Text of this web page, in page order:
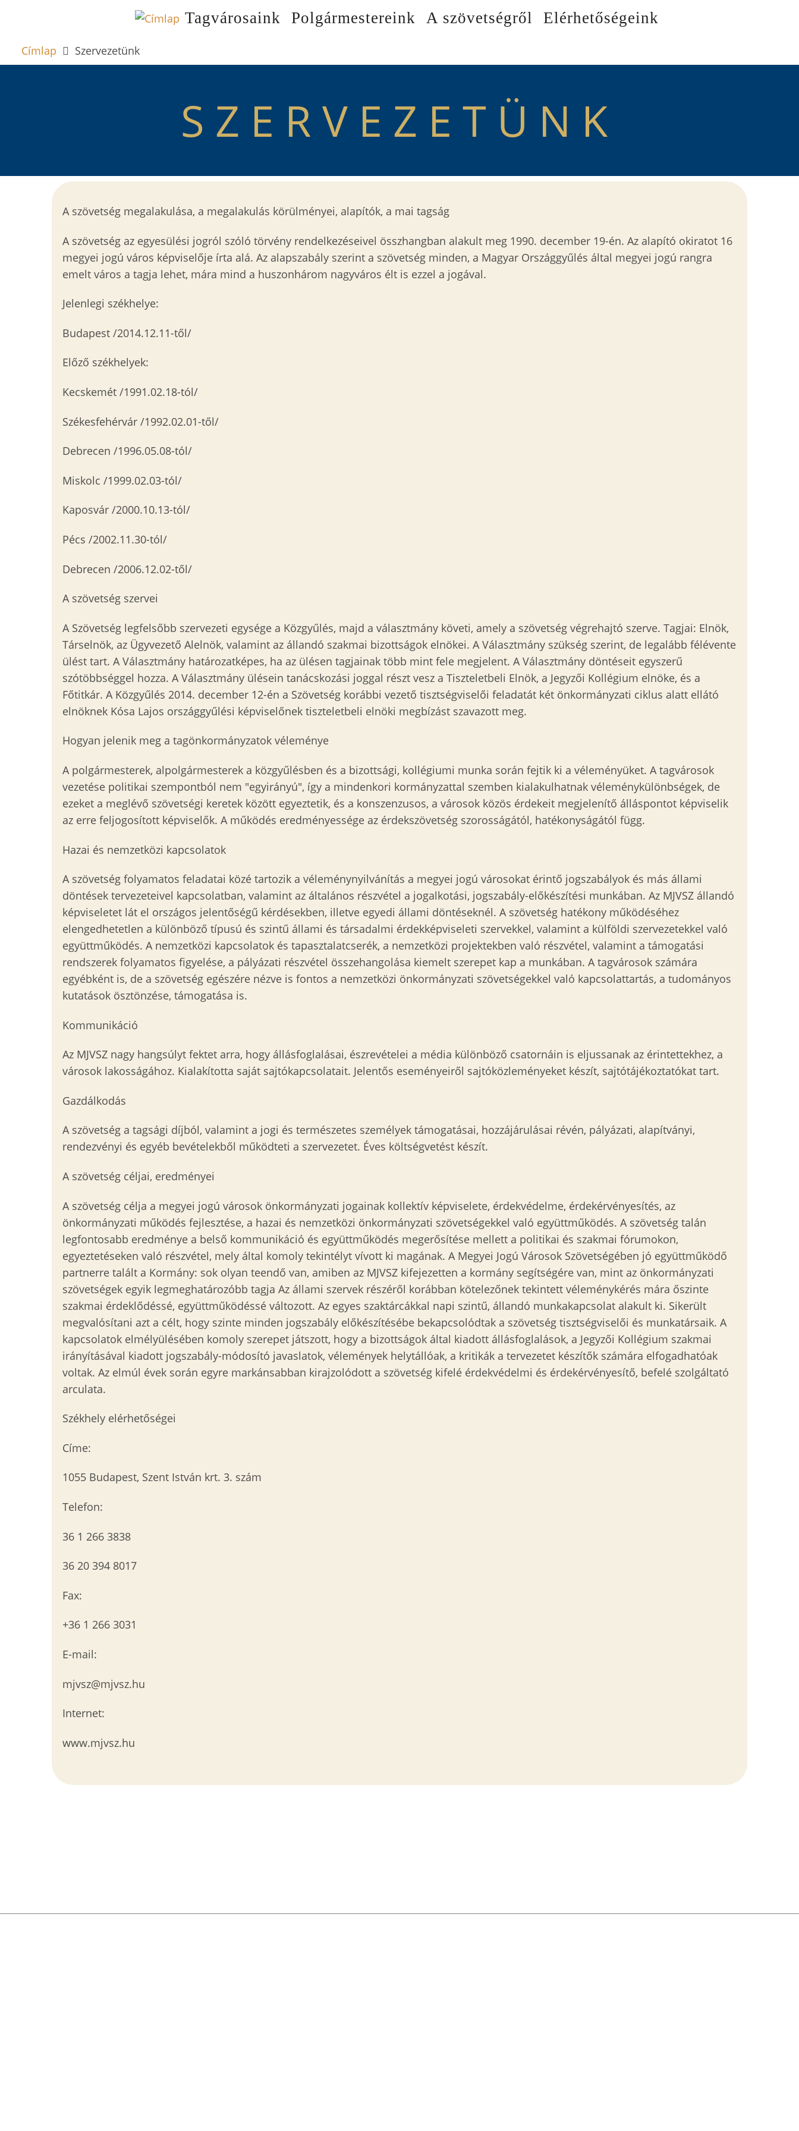
FŐ
Tagvárosaink Polgármestereink A szövetségről Elérhetőségeink
Címlap Szervezetünk
SZERVEZETÜNK
A szövetség megalakulása, a megalakulás körülményei, alapítók, a mai tagság
A szövetség az egyesülési jogról szóló törvény rendelkezéseivel összhangban alakult meg 1990. december 19-én. Az alapító okiratot 16
megyei jogú város képviselője írta alá. Az alapszabály szerint a szövetség minden, a Magyar Országgyűlés által megyei jogú rangra
emelt város a tagja lehet, mára mind a huszonhárom nagyváros élt is ezzel a jogával.
Jelenlegi székhelye:
Budapest /2014.12.11-től/
Előző székhelyek:
Kecskemét /1991.02.18-tól/
Székesfehérvár /1992.02.01-től/
Debrecen /1996.05.08-tól/
Miskolc /1999.02.03-tól/
Kaposvár /2000.10.13-tól/
Pécs /2002.11.30-tól/
Debrecen /2006.12.02-től/
A szövetség szervei
A Szövetség legfelsőbb szervezeti egysége a Közgyűlés, majd a választmány követi, amely a szövetség végrehajtó szerve. Tagjai: Elnök,
Társelnök, az Ügyvezető Alelnök, valamint az állandó szakmai bizottságok elnökei. A Választmány szükség szerint, de legalább félévente
ülést tart. A Választmány határozatképes, ha az ülésen tagjainak több mint fele megjelent. A Választmány döntéseit egyszerű
szótöbbséggel hozza. A Választmány ülésein tanácskozási joggal részt vesz a Tiszteletbeli Elnök, a Jegyzői Kollégium elnöke, és a
Főtitkár. A Közgyűlés 2014. december 12-én a Szövetség korábbi vezető tisztségviselői feladatát két önkormányzati ciklus alatt ellátó
elnöknek Kósa Lajos országgyűlési képviselőnek tiszteletbeli elnöki megbízást szavazott meg.
Hogyan jelenik meg a tagönkormányzatok véleménye
A polgármesterek, alpolgármesterek a közgyűlésben és a bizottsági, kollégiumi munka során fejtik ki a véleményüket. A tagvárosok
vezetése politikai szempontból nem "egyirányú", így a mindenkori kormányzattal szemben kialakulhatnak véleménykülönbségek, de
ezeket a meglévő szövetségi keretek között egyeztetik, és a konszenzusos, a városok közös érdekeit megjelenítő álláspontot képviselik
az erre feljogosított képviselők. A működés eredményessége az érdekszövetség szorosságától, hatékonyságától függ.
Hazai és nemzetközi kapcsolatok
A szövetség folyamatos feladatai közé tartozik a véleménynyilvánítás a megyei jogú városokat érintő jogszabályok és más állami
döntések tervezeteivel kapcsolatban, valamint az általános részvétel a jogalkotási, jogszabály-előkészítési munkában. Az MJVSZ állandó
képviseletet lát el országos jelentőségű kérdésekben, illetve egyedi állami döntéseknél. A szövetség hatékony működéséhez
elengedhetetlen a különböző típusú és szintű állami és társadalmi érdekképviseleti szervekkel, valamint a külföldi szervezetekkel való
együttműködés. A nemzetközi kapcsolatok és tapasztalatcserék, a nemzetközi projektekben való részvétel, valamint a támogatási
rendszerek folyamatos figyelése, a pályázati részvétel összehangolása kiemelt szerepet kap a munkában. A tagvárosok számára
egyébként is, de a szövetség egészére nézve is fontos a nemzetközi önkormányzati szövetségekkel való kapcsolattartás, a tudományos
kutatások ösztönzése, támogatása is.
Kommunikáció
Az MJVSZ nagy hangsúlyt fektet arra, hogy állásfoglalásai, észrevételei a média különböző csatornáin is eljussanak az érintettekhez, a
városok lakosságához. Kialakította saját sajtókapcsolatait. Jelentős eseményeiről sajtóközleményeket készít, sajtótájékoztatókat tart.
Gazdálkodás
A szövetség a tagsági díjból, valamint a jogi és természetes személyek támogatásai, hozzájárulásai révén, pályázati, alapítványi,
rendezvényi és egyéb bevételekből működteti a szervezetet. Éves költségvetést készít.
A szövetség céljai, eredményei
A szövetség célja a megyei jogú városok önkormányzati jogainak kollektív képviselete, érdekvédelme, érdekérvényesítés, az
önkormányzati működés fejlesztése, a hazai és nemzetközi önkormányzati szövetségekkel való együttműködés. A szövetség talán
legfontosabb eredménye a belső kommunikáció és együttműködés megerősítése mellett a politikai és szakmai fórumokon,
egyeztetéseken való részvétel, mely által komoly tekintélyt vívott ki magának. A Megyei Jogú Városok Szövetségében jó együttműködő
partnerre talált a Kormány: sok olyan teendő van, amiben az MJVSZ kifejezetten a kormány segítségére van, mint az önkormányzati
szövetségek egyik legmeghatározóbb tagja Az állami szervek részéről korábban kötelezőnek tekintett véleménykérés mára őszinte
szakmai érdeklődéssé, együttműködéssé változott. Az egyes szaktárcákkal napi szintű, állandó munkakapcsolat alakult ki. Sikerült
megvalósítani azt a célt, hogy szinte minden jogszabály előkészítésébe bekapcsolódtak a szövetség tisztségviselői és munkatársaik. A
kapcsolatok elmélyülésében komoly szerepet játszott, hogy a bizottságok által kiadott állásfoglalások, a Jegyzői Kollégium szakmai
irányításával kiadott jogszabály-módosító javaslatok, vélemények helytállóak, a kritikák a tervezetet készítők számára elfogadhatóak
voltak. Az elmúl évek során egyre markánsabban kirajzolódott a szövetség kifelé érdekvédelmi és érdekérvényesítő, befelé szolgáltató
arculata.
Székhely elérhetőségei
Címe:
1055 Budapest, Szent István krt. 3. szám
Telefon:
36 1 266 3838
36 20 394 8017
Fax:
+36 1 266 3031
E-mail:
mjvsz@mjvsz.hu
Internet:
www.mjvsz.hu